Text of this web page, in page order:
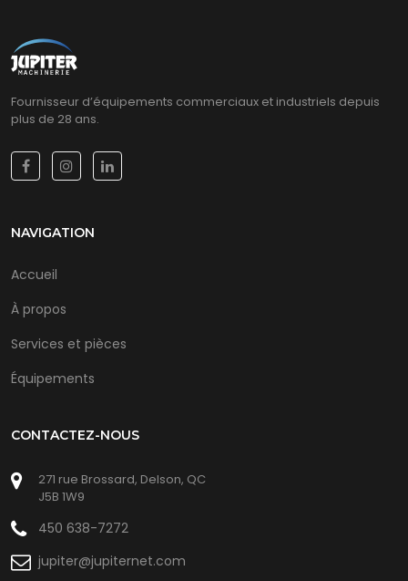
Fournisseur d’équipements commerciaux et industriels depuis
plus de 28 ans.
NAVIGATION
Accueil
À propos
Services et pièces
Équipements
CONTACTEZ-NOUS
271 rue Brossard, Delson, QC
J5B 1W9
450 638-7272
jupiter@jupiternet.com